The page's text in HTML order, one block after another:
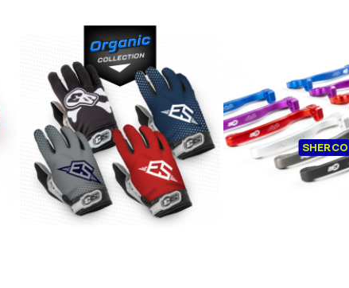
Les clients qui ont acheté ceci 👆
Ont également acheté ceci 👇
GANTS S3 ROCK ORGANIQUE SHERCO
AJP SHERCO